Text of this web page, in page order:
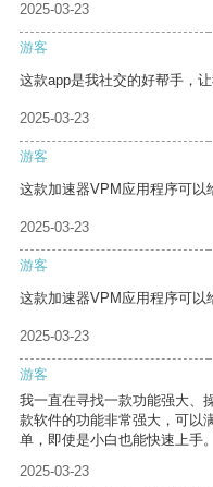
2025-03-23
游客
这款app是我社交的好帮手，
2025-03-23
游客
这款加速器VPM应用程序可以
2025-03-23
游客
这款加速器VPM应用程序可以
2025-03-23
游客
我一直在寻找一款功能强大、
款软件的功能非常强大，可以
单，即使是小白也能快速上手。
2025-03-23